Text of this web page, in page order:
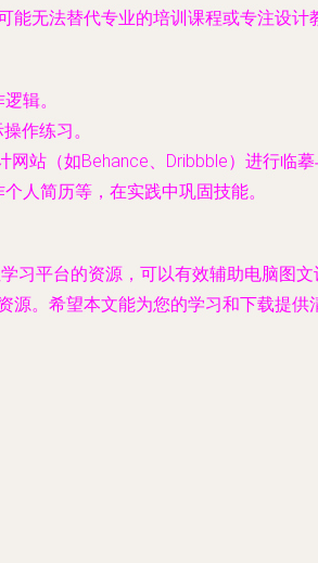
无法替代专业的培训课程或专注设
辑。
作练习。
站（如Behance、Dribbble）进行临摹
人简历等，在实践中巩固技能。
习平台的资源，可以有效辅助电脑图
。希望本文能为您的学习和下载提供